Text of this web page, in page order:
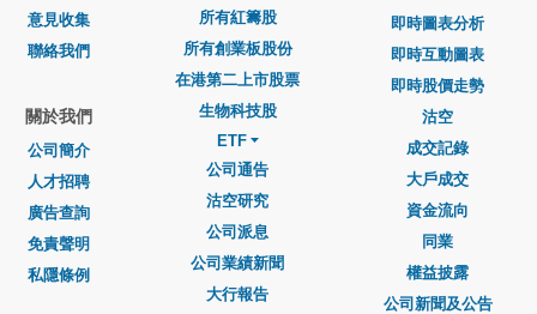
意見收集
聯絡我們
關於我們
公司簡介
人才招聘
廣告查詢
免責聲明
私隱條例
所有紅籌股
所有創業板股份
在港第二上市股票
生物科技股
ETF
公司通告
沽空研究
公司派息
公司業績新聞
大行報告
即時圖表分析
即時互動圖表
即時股價走勢
沽空
成交記錄
大戶成交
資金流向
同業
權益披露
公司新聞及公告